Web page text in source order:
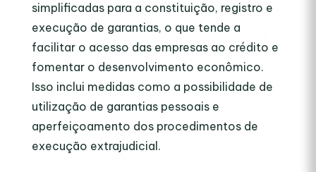
simplificadas para a constituição, registro e
execução de garantias, o que tende a
facilitar o acesso das empresas ao crédito e
fomentar o desenvolvimento econômico.
Isso inclui medidas como a possibilidade de
utilização de garantias pessoais e
aperfeiçoamento dos procedimentos de
execução extrajudicial.